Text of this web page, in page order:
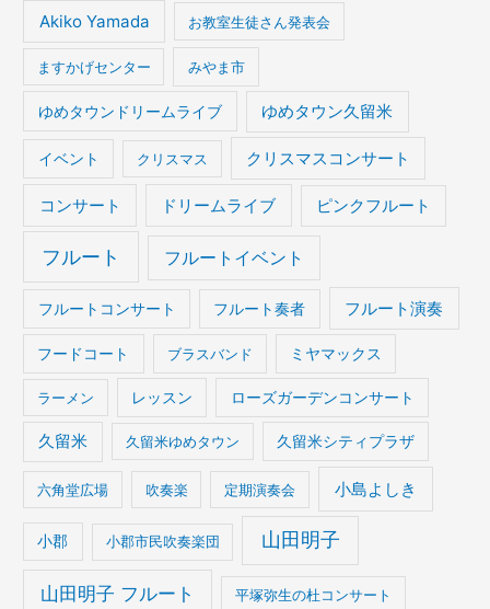
Akiko Yamada お教室生徒さん発表会
ますかげセンター みやま市
ゆめタウンドリームライブ ゆめタウン久留米
イベント クリスマス クリスマスコンサート
コンサート ドリームライブ ピンクフルート
フルート フルートイベント
フルートコンサート フルート奏者 フルート演奏
フードコート ブラスバンド ミヤマックス
ラーメン レッスン ローズガーデンコンサート
久留米 久留米ゆめタウン 久留米シティプラザ
六角堂広場 吹奏楽 定期演奏会 小島よしき
小郡 小郡市民吹奏楽団 山田明子
山田明子 フルート 平塚弥生の杜コンサート